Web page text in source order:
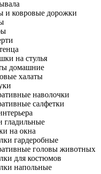
и ковровые дорожки
на стулья
домашние
халаты
наволочки
салфетки
гладильные
на окна
гардеробные
головы животных
для костюмов
напольные